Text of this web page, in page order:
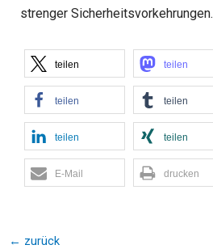
strenger Sicherheitsvorkehrungen.
teilen teilen
teilen teilen
teilen teilen
E-Mail drucken
← zurück